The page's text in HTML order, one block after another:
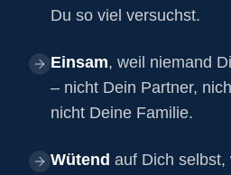
Du so viel versuchst.
Einsam, weil niemand
– nicht Dein Partner,
nicht Deine Familie.
Wütend auf Dich selbst,